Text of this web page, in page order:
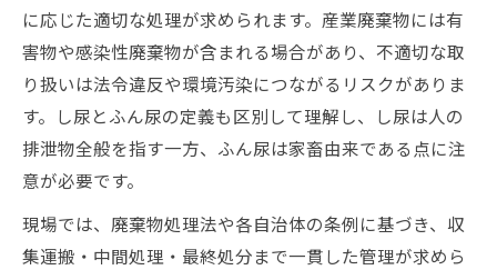
に応じた適切な処理が求められます。産業廃棄物には有
害物や感染性廃棄物が含まれる場合があり、不適切な取
り扱いは法令違反や環境汚染につながるリスクがありま
す。し尿とふん尿の定義も区別して理解し、し尿は人の
排泄物全般を指す一方、ふん尿は家畜由来である点に注
意が必要です。
現場では、廃棄物処理法や各自治体の条例に基づき、収
集運搬・中間処理・最終処分まで一貫した管理が求めら